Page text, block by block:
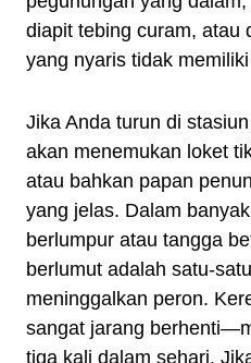
diapit tebing curam, atau
yang nyaris tidak
Jika Anda turun di
akan menemukan loket
atau bahkan papan
yang jelas. Dalam
berlumpur atau tangga
berlumut adalah satu-
meninggalkan peron.
sangat jarang
tiga kali dalam sehari.